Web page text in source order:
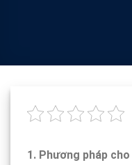
1. Phương pháp